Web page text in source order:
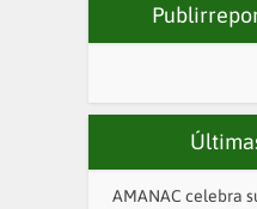
AMANAC celebra